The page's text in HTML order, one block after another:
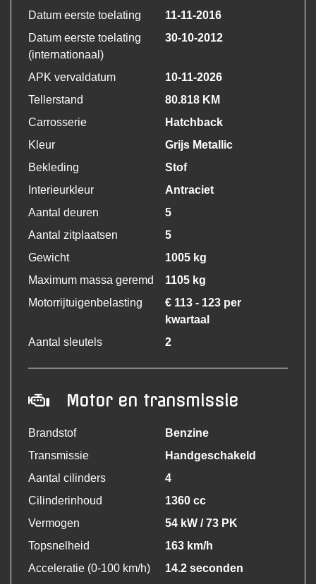
Datum eerste toelating
11-11-2016
Datum eerste toelating
(internationaal)
30-10-2012
APK vervaldatum
10-11-2026
Tellerstand
80.818 KM
Carrosserie
Hatchback
Kleur
Grijs Metallic
Bekleding
Stof
Interieurkleur
Antraciet
Aantal deuren
5
Aantal zitplaatsen
5
Gewicht
1005 kg
Maximum massa geremd
1105 kg
Motorrijtuigenbelasting
€ 113 - 123 per
kwartaal
Aantal sleutels
2
Motor en transmissie
Brandstof
Benzine
Transmissie
Handgeschakeld
Aantal cilinders
4
Cilinderinhoud
1360 cc
Vermogen
54 kW / 73 PK
Topsnelheid
163 km/h
Acceleratie (0-100 km/h)
14.2 seconden